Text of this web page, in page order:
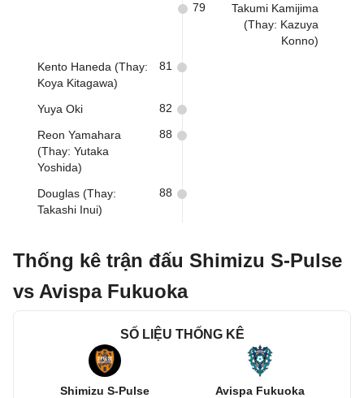
Takumi Kamijima
(Thay: Kazuya
Konno)
79
Kento Haneda (Thay:
Koya Kitagawa)
81
Yuya Oki 82
Reon Yamahara
(Thay: Yutaka
Yoshida)
88
Douglas (Thay:
Takashi Inui)
88
Thống kê trận đấu Shimizu S-Pulse
vs Avispa Fukuoka
SỐ LIỆU THỐNG KÊ
Shimizu S-Pulse Avispa Fukuoka